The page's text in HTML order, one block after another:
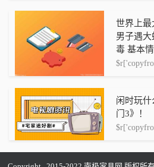
世界上最
男子遇大
毒 基本
闲时玩什
门3》！